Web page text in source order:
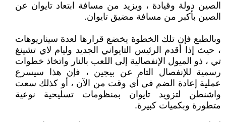
الصين دولة وقيادة ، ويزيد من مسافة ابتعاد تايوان عن
الصين بأكبر من مسافة مضيق تايوان.
وبالطبع فإن تلك الخطوة يخضع قرارها لعدة سيناريوهات
، حيث إذا أقدم الرئيس التايواني الجديد وليام لاي تشينغ
تي ، ذو الميول الإنفصالية إلى اللعب بالنار واتخاذ خطوات
رسمية للإنفصال التام عن بيجين ، فإن هذا سيسرع
عملية إعادة الضم في أي وقت من الآن ، أو كذلك سعت
واشنطن لتزويد تايوان بمنظومات تسليحية نوعية
متطورة وبكميات كبيرة.